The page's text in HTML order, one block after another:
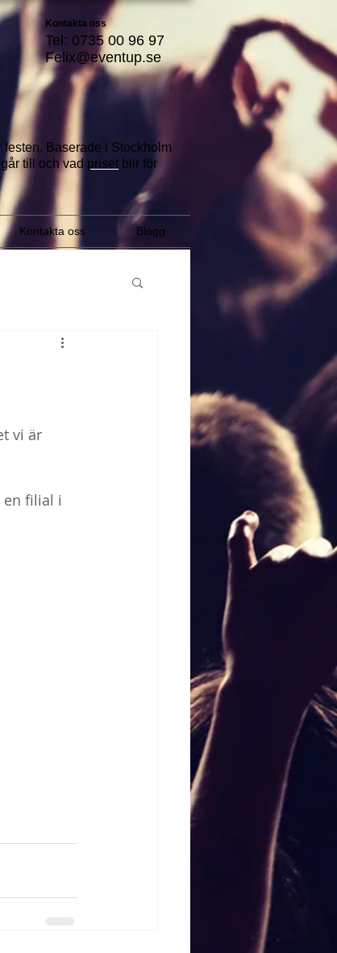
Kontakta oss
Tel: 0735 00 96 97
Felix@eventup.se
Baserade i Stockholm
till och vad priset blir för
Kontakta oss Blogg
vi är
en filial i